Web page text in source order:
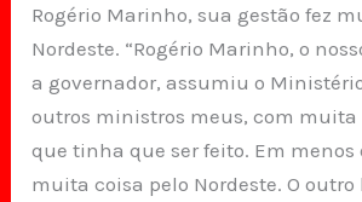
Rogério Marinho, sua gestão fez
Nordeste. “Rogério Marinho, o
a governador, assumiu o
outros ministros meus, com muita
que tinha que ser feito. Em menos
muita coisa pelo Nordeste. O outro